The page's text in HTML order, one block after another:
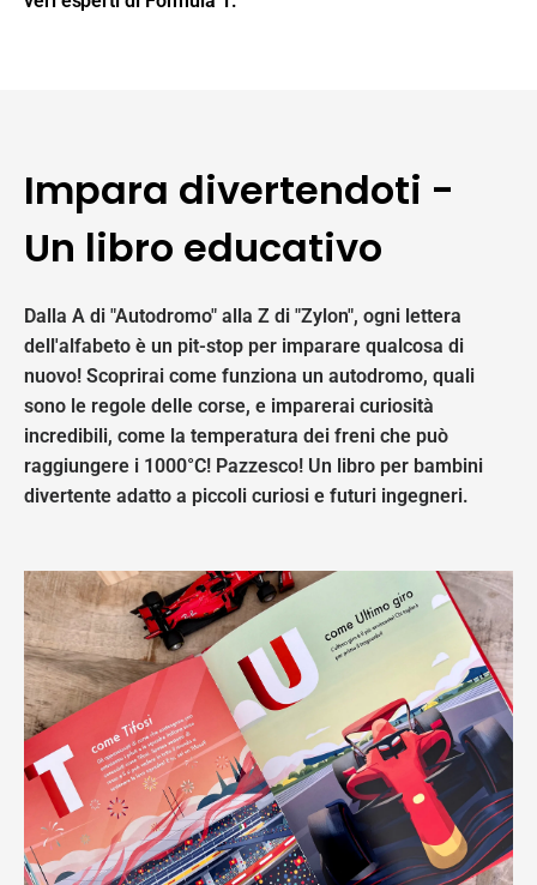
Impara divertendoti -
Un libro educativo
Dalla A di "Autodromo" alla Z di "Zylon", ogni lettera
dell'alfabeto è un pit-stop per imparare qualcosa di
nuovo! Scoprirai come funziona un autodromo, quali
sono le regole delle corse, e imparerai curiosità
incredibili, come la temperatura dei freni che può
raggiungere i 1000°C! Pazzesco! Un libro per bambini
divertente adatto a piccoli curiosi e futuri ingegneri.